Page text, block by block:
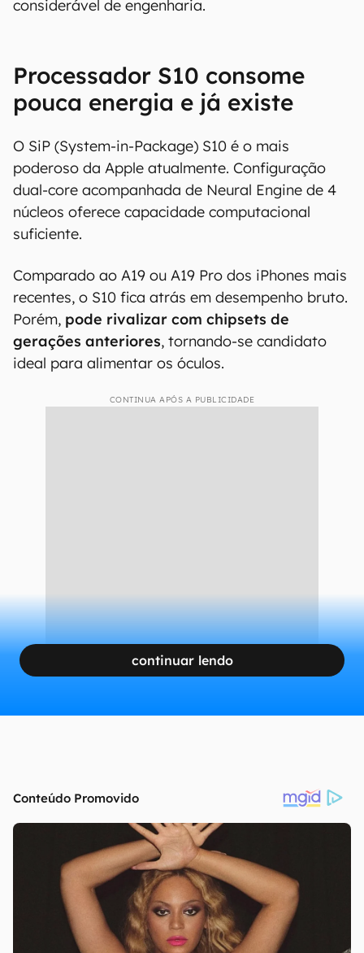
considerável de engenharia.
Processador S10 consome
pouca energia e já existe
O SiP (System-in-Package) S10 é o mais
poderoso da Apple atualmente. Configuração
dual-core acompanhada de Neural Engine de 4
núcleos oferece capacidade computacional
suficiente.
Comparado ao A19 ou A19 Pro dos iPhones mais
recentes, o S10 fica atrás em desempenho bruto.
Porém, pode rivalizar com chipsets de
gerações anteriores, tornando-se candidato
ideal para alimentar os óculos.
CONTINUA APÓS A PUBLICIDADE
continuar lendo